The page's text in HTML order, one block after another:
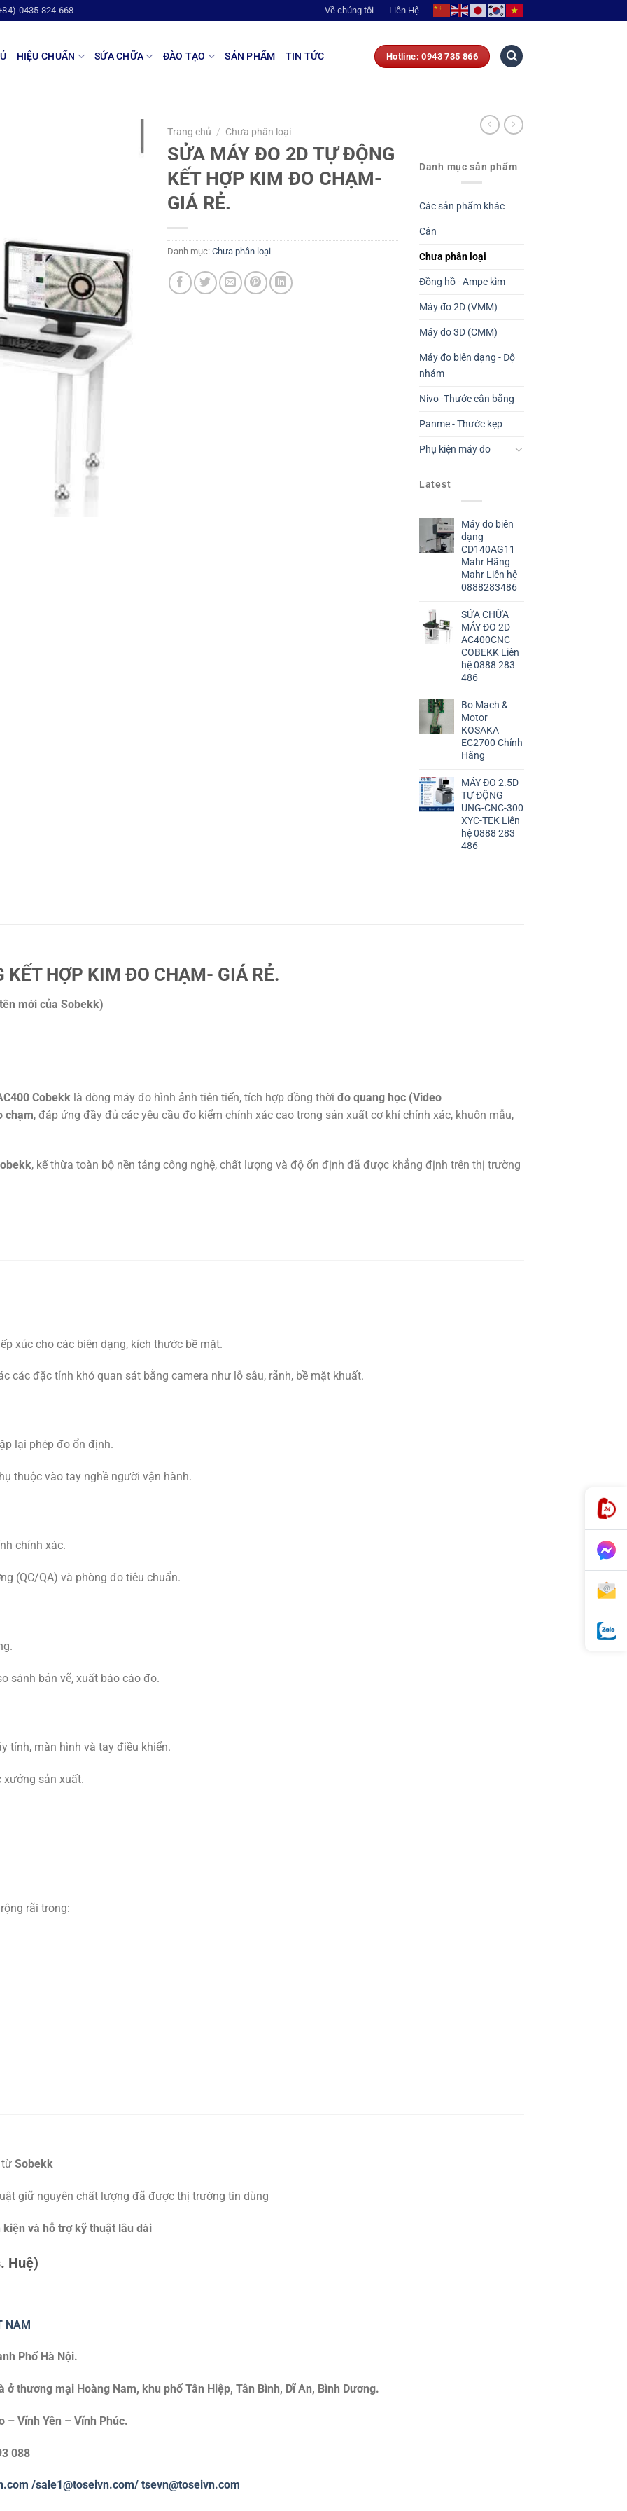
0435 824 668 Về chúng tôi Liên Hệ
HIỆU CHUẨN SỬA CHỮA ĐÀO TẠO SẢN PHẨM TIN TỨC Hotline: 0943 735 866
Trang chủ / Chưa phân loại
SỬA MÁY ĐO 2D TỰ ĐỘNG
KẾT HỢP KIM ĐO CHẠM-
GIÁ RẺ.
Danh mục: Chưa phân loại
Danh mục sản phẩm
Các sản phẩm khác
Cân
Chưa phân loại
Đồng hồ - Ampe kìm
Máy đo 2D (VMM)
Máy đo 3D (CMM)
Máy đo biên dạng - Độ
nhám
Nivo -Thước cân bằng
Panme - Thước kẹp
Phụ kiện máy đo
Latest
Máy đo biên
dạng
CD140AG11
Mahr Hãng
Mahr Liên hệ
0888283486
SỬA CHỮA
MÁY ĐO 2D
AC400CNC
COBEKK Liên
hệ 0888 283
486
Bo Mạch &
Motor
KOSAKA
EC2700 Chính
Hãng
MÁY ĐO 2.5D
TỰ ĐỘNG
UNG-CNC-300
XYC-TEK Liên
hệ 0888 283
486
KẾT HỢP KIM ĐO CHẠM- GIÁ RẺ.
mới của Sobekk)
Cobekk là dòng máy đo hình ảnh tiên tiến, tích hợp đồng thời đo quang học (Video
chạm, đáp ứng đầy đủ các yêu cầu đo kiểm chính xác cao trong sản xuất cơ khí chính xác, khuôn mẫu,
, kế thừa toàn bộ nền tảng công nghệ, chất lượng và độ ổn định đã được khẳng định trên thị trường
xúc cho các biên dạng, kích thước bề mặt.
các đặc tính khó quan sát bằng camera như lỗ sâu, rãnh, bề mặt khuất.
lại phép đo ổn định.
thuộc vào tay nghề người vận hành.
chính xác.
(QC/QA) và phòng đo tiêu chuẩn.
sánh bản vẽ, xuất báo cáo đo.
tính, màn hình và tay điều khiển.
xưởng sản xuất.
rãi trong:
từ Sobekk
giữ nguyên chất lượng đã được thị trường tin dùng
và hỗ trợ kỹ thuật lâu dài
Huệ)
NAM
Phố Hà Nội.
thương mại Hoàng Nam, khu phố Tân Hiệp, Tân Bình, Dĩ An, Bình Dương.
– Vĩnh Yên – Vĩnh Phúc.
088
/sale1@toseivn.com/ tsevn@toseivn.com